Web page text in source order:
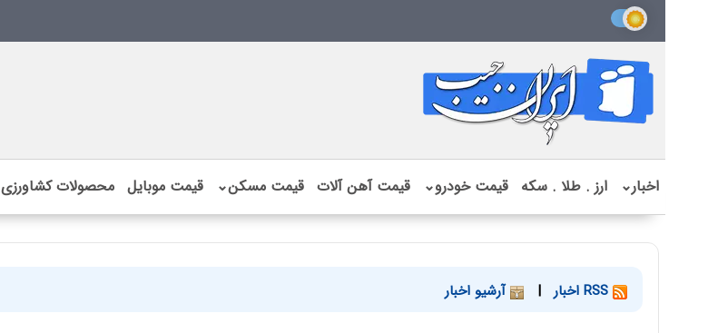
اخبار⌄ ارز . طلا . سکه قیمت خودرو⌄ قیمت آهن آلات قیمت مسکن⌄ قیمت موبایل محصولات کشاورزی
| آرشیو اخبار